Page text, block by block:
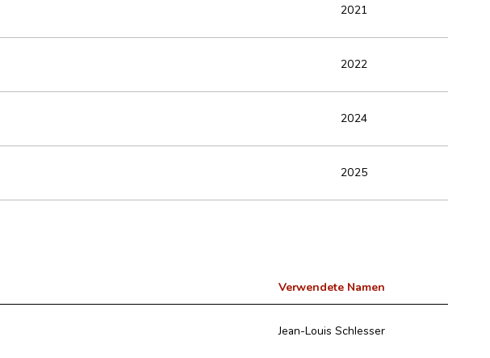
2021
2022
2024
2025
Verwendete Namen
Jean-Louis Schlesser